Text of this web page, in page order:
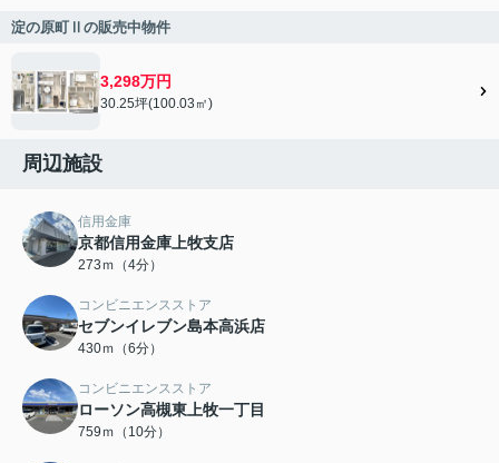
淀の原町Ⅱの販売中物件
3,298万円
30.25坪(100.03㎡)
周辺施設
信用金庫
京都信用金庫上牧支店
273ｍ（4分）
コンビニエンスストア
セブンイレブン島本高浜店
430ｍ（6分）
コンビニエンスストア
ローソン高槻東上牧一丁目
759ｍ（10分）